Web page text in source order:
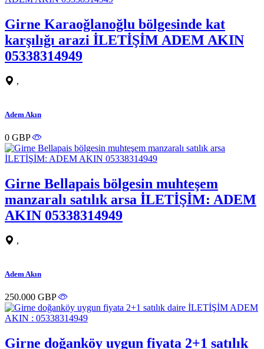
Girne Karaoğlanoğlu bölgesinde kat
karşılığı arazi İLETİŞİM ADEM AKIN
05338314949
,
Adem Akın
0 GBP
Girne Bellapais bölgesin muhteşem
manzaralı satılık arsa İLETİŞİM: ADEM
AKIN 05338314949
,
Adem Akın
250.000 GBP
Girne doğanköy uygun fiyata 2+1 satılık